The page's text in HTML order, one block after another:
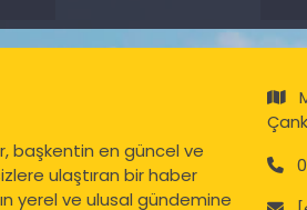
başkentin en güncel ve
ulaştıran bir haber
yerel ve ulusal gündemine